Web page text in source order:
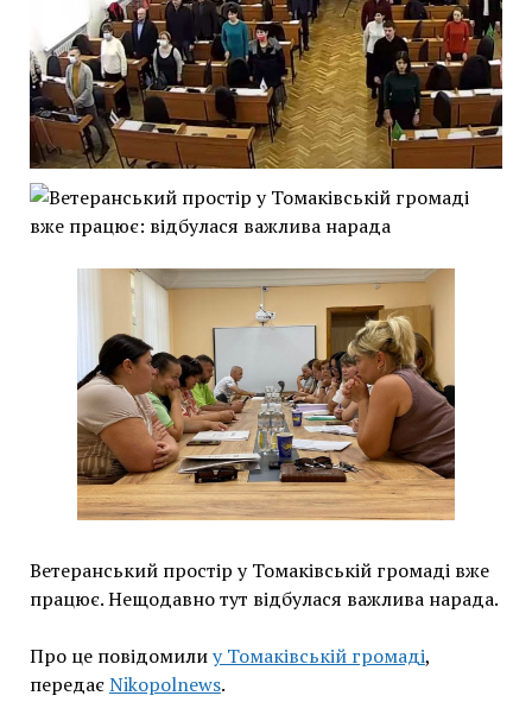
Ветеранський простір у Томаківській громаді вже
працює. Нещодавно тут відбулася важлива нарада.
Про це повідомилиу Томаківській громаді,
передаєNikopolnews.